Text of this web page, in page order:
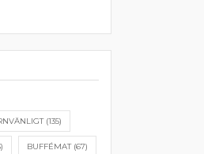
(135)
BUFFÉMAT(67)